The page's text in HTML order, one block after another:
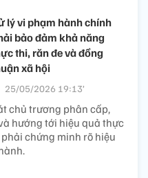
lý vi phạm hành chính
bảo đảm khả năng
thi, răn đe và đồng
xã hội
25/05/2026 19:13’
chủ trương phân cấp,
hướng tới hiệu quả thực
chứng minh rõ hiệu